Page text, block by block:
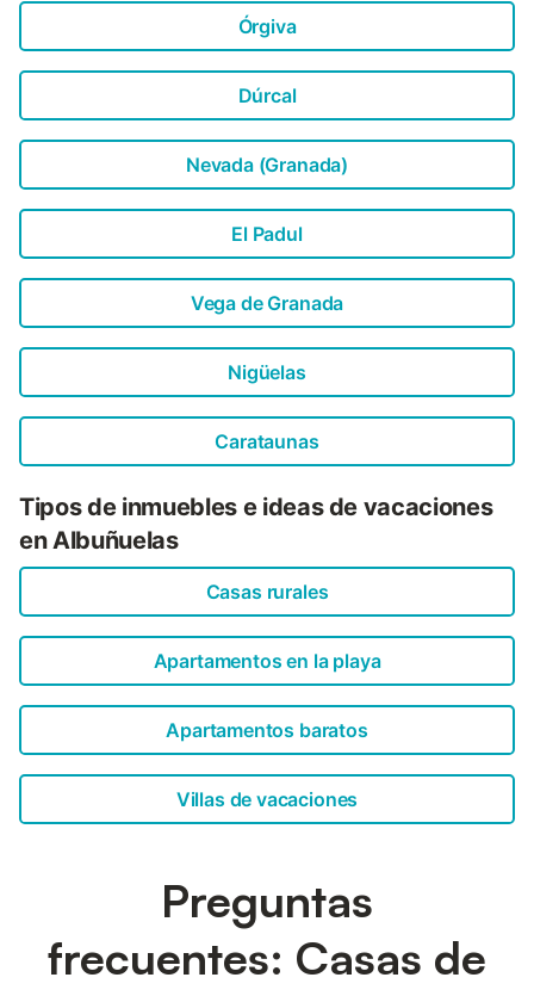
Órgiva
Dúrcal
Nevada (Granada)
El Padul
Vega de Granada
Nigüelas
Carataunas
Tipos de inmuebles e ideas de vacaciones
en Albuñuelas
Casas rurales
Apartamentos en la playa
Apartamentos baratos
Villas de vacaciones
Preguntas
frecuentes: Casas de